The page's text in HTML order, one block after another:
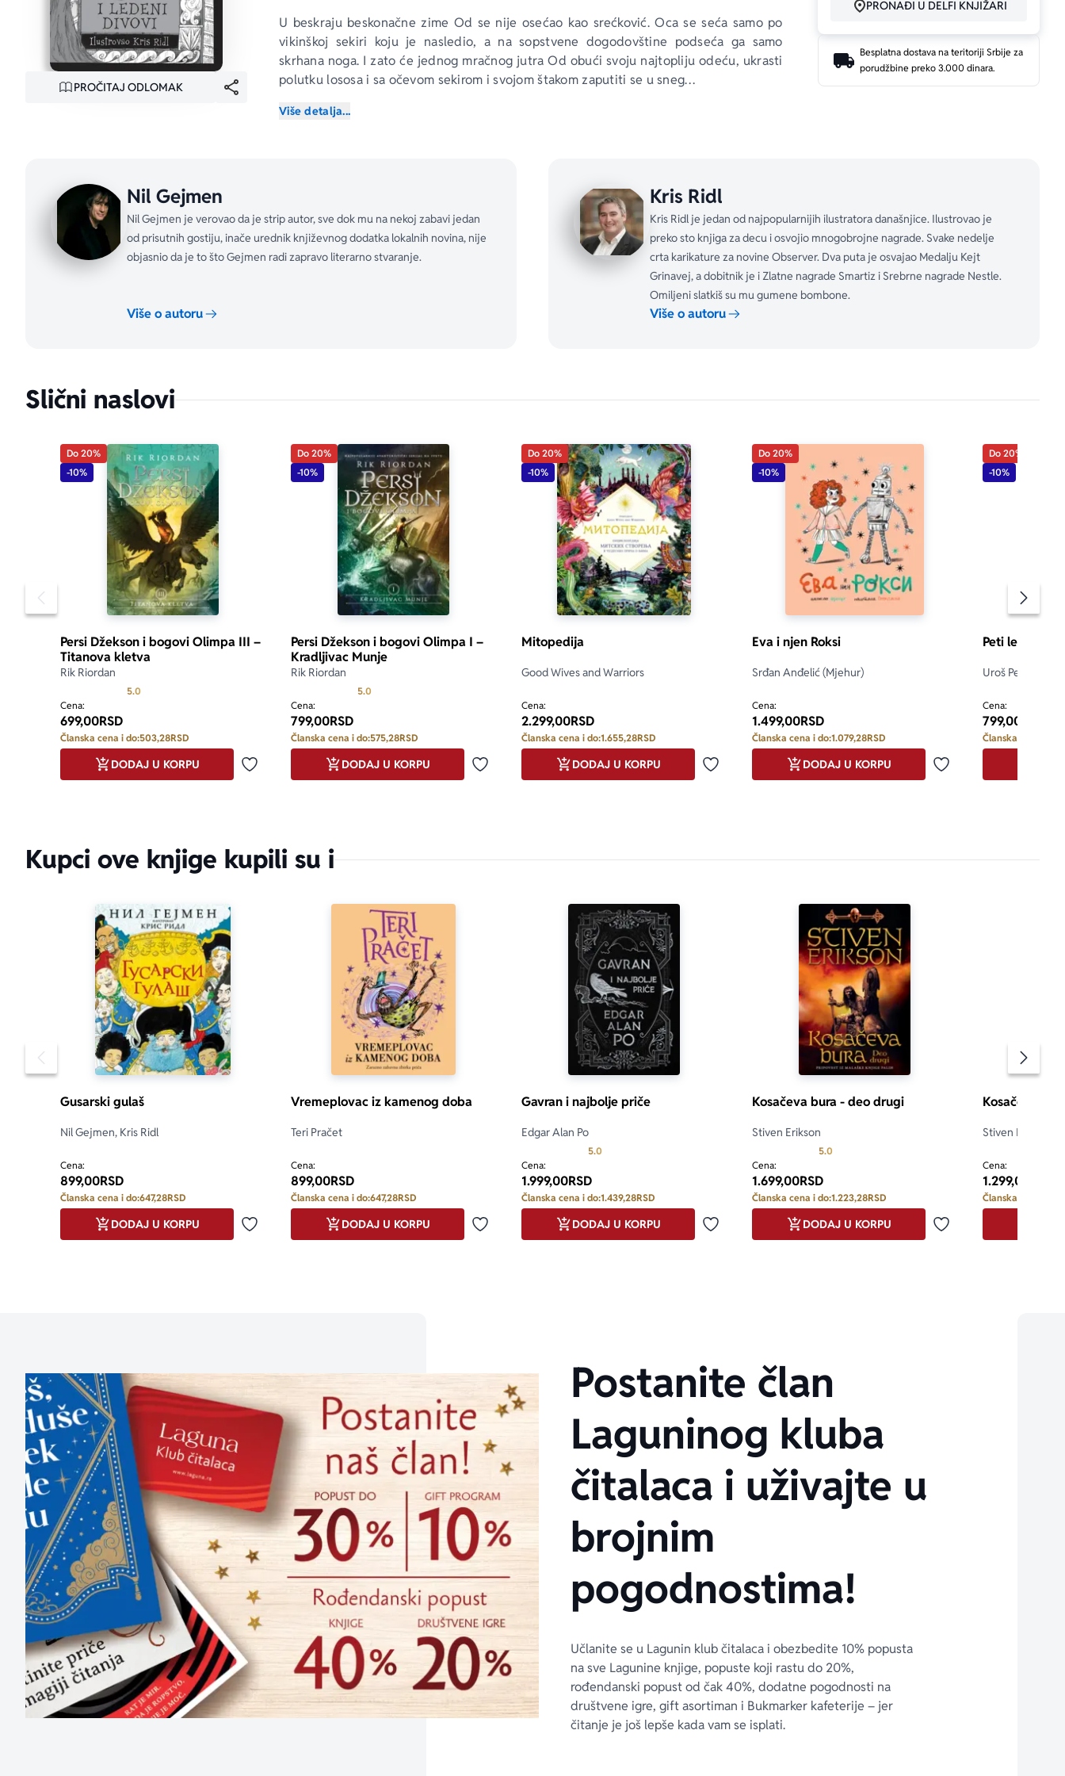
PROČITAJ ODLOMAK
U beskraju beskonačne zime Od se nije osećao kao srećković. Oca se seća samo po
vikinškoj sekiri koju je nasledio, a na sopstvene dogodovštine podseća ga samo
skrhana noga. I zato će jednog mračnog jutra Od obući svoju najtopliju odeću, ukrasti
polutku lososa i sa očevom sekirom i svojom štakom zaputiti se u sneg…
A snegom je zastrta uzbudljiva, čarobna avantura našeg omiljenog pisca Nila Gejmena
Više detalja...
PRONAĐI U DELFI KNJIŽARI
Besplatna dostava na teritoriji Srbije za
porudžbine preko 3.000 dinara.
Nil Gejmen
Nil Gejmen je verovao da je strip autor, sve dok mu na nekoj zabavi jedan
od prisutnih gostiju, inače urednik književnog dodatka lokalnih novina, nije
objasnio da je to što Gejmen radi zapravo literarno stvaranje.
Više o autoru
Kris Ridl
Kris Ridl je jedan od najpopularnijih ilustratora današnjice. Ilustrovao je
preko sto knjiga za decu i osvojio mnogobrojne nagrade. Svake nedelje
crta karikature za novine Observer. Dva puta je osvajao Medalju Kejt
Grinavej, a dobitnik je i Zlatne nagrade Smartiz i Srebrne nagrade Nestle.
Omiljeni slatkiš su mu gumene bombone.
Više o autoru
Slični naslovi
Pomeranje sadržaja slajdera u levo
Do 20%
-10%
Persi Džekson i bogovi Olimpa III –
Titanova kletva
Rik Riordan
5.0
Cena:
699,00RSD
Članska cena i do:503,28RSD
Dodaj u omiljene
DODAJ U KORPU
Do 20%
-10%
Persi Džekson i bogovi Olimpa I –
Kradljivac Munje
Rik Riordan
5.0
Cena:
799,00RSD
Članska cena i do:575,28RSD
Dodaj u omiljene
DODAJ U KORPU
Do 20%
-10%
Mitopedija
Good Wives and Warriors
Cena:
2.299,00RSD
Članska cena i do:1.655,28RSD
Dodaj u omiljene
DODAJ U KORPU
Do 20%
-10%
Eva i njen Roksi
Srđan Anđelić (Mjehur)
Cena:
1.499,00RSD
Članska cena i do:1.079,28RSD
Dodaj u omiljene
DODAJ U KORPU
Do 20%
-10%
Peti leptir
Uroš Petrović
Cena:
799,00
Članska cena i do:
Kupci ove knjige kupili su i
Pomeranje sadržaja slajdera u levo
Gusarski gulaš
Nil Gejmen, Kris Ridl
Cena:
899,00RSD
Članska cena i do:647,28RSD
Dodaj u omiljene
DODAJ U KORPU
Vremeplovac iz kamenog doba
Teri Pračet
Cena:
899,00RSD
Članska cena i do:647,28RSD
Dodaj u omiljene
DODAJ U KORPU
Gavran i najbolje priče
Edgar Alan Po
5.0
Cena:
1.999,00RSD
Članska cena i do:1.439,28RSD
Dodaj u omiljene
DODAJ U KORPU
Kosačeva bura - deo drugi
Stiven Erikson
5.0
Cena:
1.699,00RSD
Članska cena i do:1.223,28RSD
Dodaj u omiljene
DODAJ U KORPU
Kosačeva
Stiven Erikson
Cena:
1.299,00
Članska cena i do:
Postanite član
Laguninog kluba
čitalaca i uživajte u
brojnim
pogodnostima!
Učlanite se u Lagunin klub čitalaca i obezbedite 10% popusta
na sve Lagunine knjige, popuste koji rastu do 20%,
rođendanski popust od čak 40%, dodatne pogodnosti na
društvene igre, gift asortiman i Bukmarker kafeterije – jer
čitanje je još lepše kada vam se isplati.